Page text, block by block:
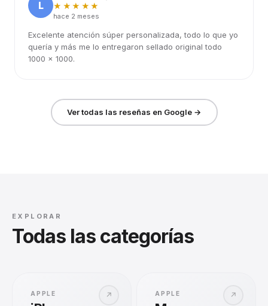
L
★★★★★
hace 2 meses
Excelente atención súper personalizada, todo lo que yo
quería y más me lo entregaron sellado original todo
1000 x 1000.
Ver todas las reseñas en Google →
EXPLORAR
Todas las categorías
↗
APPLE ↗
APPLE